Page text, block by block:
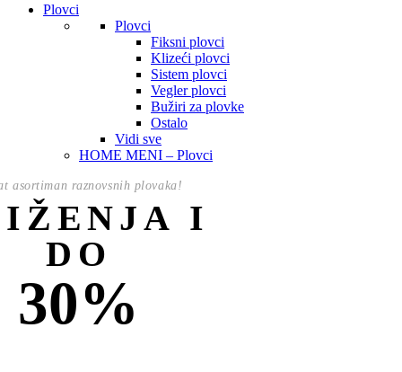
Plovci
Plovci
Fiksni plovci
Klizeći plovci
Sistem plovci
Vegler plovci
Bužiri za plovke
Ostalo
Vidi sve
HOME MENI – Plovci
asortiman raznovsnih plovaka!
I
DO
30%